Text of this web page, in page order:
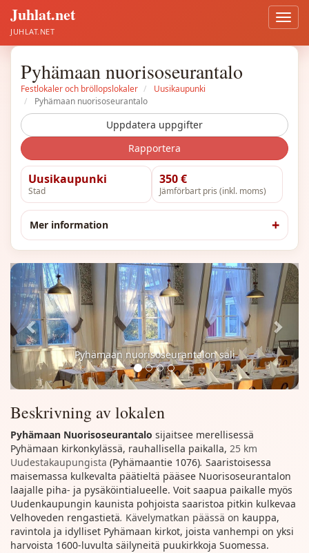
Juhlat.net
JUHLAT.NET
Uppdatera uppgifter
Rapportera
Pyhämaan nuorisoseurantalo
Festlokaler och bröllopslokaler
Uusikaupunki
Pyhämaan nuorisoseurantalo
Uusikaupunki
Stad
350 €
Jämförbart pris (inkl. moms)
Mer information
Pyhämaan nuorisoseurantalon sali
Föregående
Beskrivning av lokalen
Pyhämaan Nuorisoseurantalo sijaitsee merellisessä
Pyhämaan kirkonkylässä, rauhallisella paikalla, 25 km
Uudestakaupungista (Pyhämaantie 1076). Saaristoisessa
maisemassa kulkevalta päätieltä pääsee Nuorisoseurantalon
laajalle piha- ja pysäköintialueelle. Voit saapua paikalle myös
Uudenkaupungin kaunista pohjoista saaristoa pitkin kulkevaa
Velhoveden rengastietä. Kävelymatkan päässä on kauppa,
ravintola ja idylliset Pyhämaan kirkot, joista vanhempi on yksi
harvoista 1600-luvulta säilyneitä puukirkkoja Suomessa.